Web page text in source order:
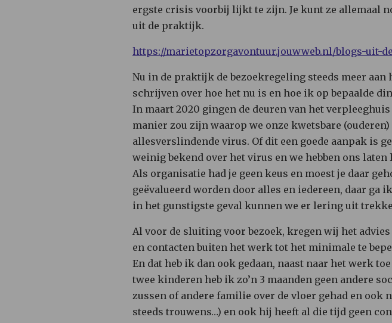
ergste crisis voorbij lijkt te zijn. Je kunt ze allemaal
uit de praktijk.
https://marietopzorgavontuur.jouwweb.nl/blogs-uit-
Nu in de praktijk de bezoekregeling steeds meer
schrijven over hoe het nu is en hoe ik op bepaalde
In maart 2020 gingen de deuren van het
manier zou zijn waarop we onze kwetsbare
allesverslindende virus. Of dit een goede aanpak is
weinig bekend over het virus en we hebben ons
Als organisatie had je geen keus en moest je daar
geëvalueerd worden door alles en iedereen, daar ga
in het gunstigste geval kunnen we er lering uit
Al voor de sluiting voor bezoek, kregen wij het
en contacten buiten het werk tot het minimale te
En dat heb ik dan ook gedaan, naast naar het werk
twee kinderen heb ik zo’n 3 maanden geen andere
zussen of andere familie over de vloer gehad en
steeds trouwens…) en ook hij heeft al die tijd geen